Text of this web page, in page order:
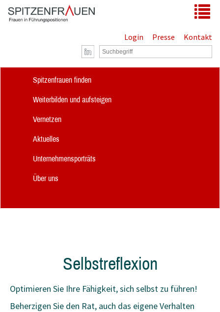
Zum Hauptinhalt springen
Login Presse Kontakt
Spitzenfrauen finden
Weiterbilden und aufsteigen
Vernetzen
Aktuelles
Unternehmensporträts
Über uns
Selbstreflexion
Optimieren Sie Ihre Fähigkeit, sich selbst zu führen!
Beherzigen Sie den Rat, auch das eigene Verhalten